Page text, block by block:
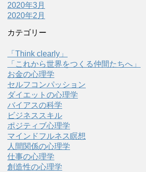
2020年3月
2020年2月
カテゴリー
「Think clearly」
「これから世界をつくる仲間たちへ」
お金の心理学
セルフコンパッション
ダイエットの心理学
バイアスの科学
ビジネススキル
ポジティブ心理学
マインドフルネス瞑想
人間関係の心理学
仕事の心理学
創造性の心理学